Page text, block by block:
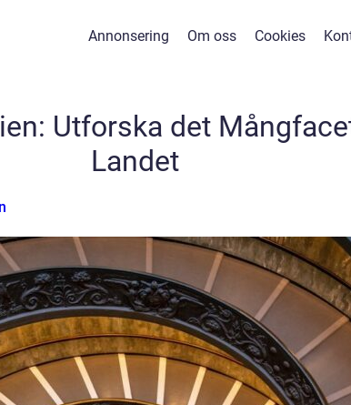
Annonsering Om oss Cookies
Utforska det
Landet